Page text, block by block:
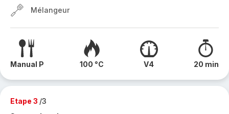
Mélangeur
Manual P 100 °C V4 20 min
Etape 3 /3